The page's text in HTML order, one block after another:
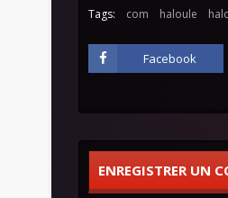
Tags: com haloule
Facebook
ENREGISTRER UN